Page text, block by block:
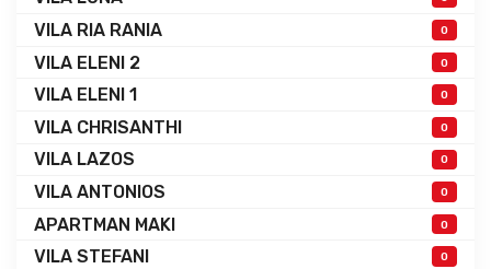
VILA RIA RANIA 0
VILA ELENI 2 0
VILA ELENI 1 0
VILA CHRISANTHI 0
VILA LAZOS 0
VILA ANTONIOS 0
APARTMAN MAKI 0
VILA STEFANI 0